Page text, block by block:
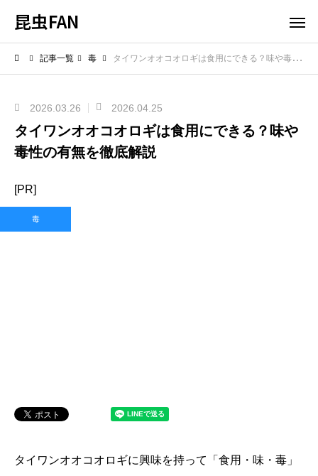
昆虫FAN
記事一覧 毒 タイワンオオコオロギは食用にできる？味や毒性の有無を徹底解説
2026.03.26 2026.04.25
タイワンオオコオロギは食用にできる？味や
毒性の有無を徹底解説
[PR]
毒
タイワンオオコオロギに興味を持って「食用・味・毒」